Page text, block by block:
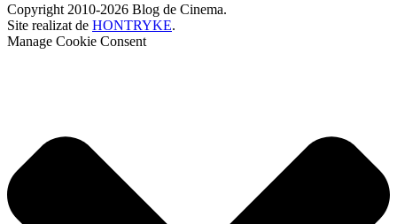
Copyright 2010-2026 Blog de Cinema.
Site realizat de HONTRYKE.
Manage Cookie Consent